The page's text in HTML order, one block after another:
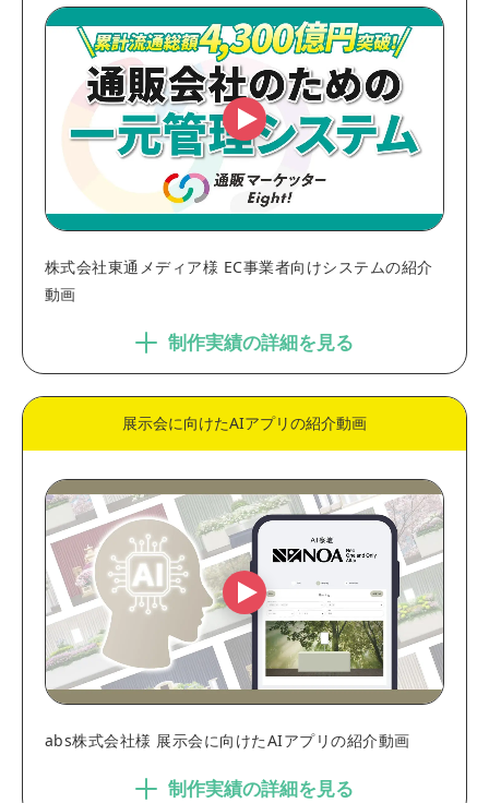
株式会社東通メディア様 EC事業者向けシステムの紹介
動画
制作実績の詳細を見る
展示会に向けたAIアプリの紹介動画
abs株式会社様 展示会に向けたAIアプリの紹介動画
制作実績の詳細を見る